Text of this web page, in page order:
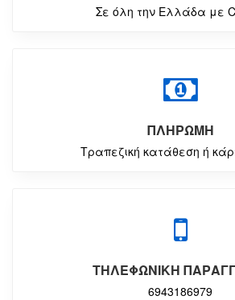
Σε όλη την Ελλάδα με
ΠΛΗΡΩΜΗ
Τραπεζική κατάθεση ή
ΤΗΛΕΦΩΝΙΚΗ
6943186979